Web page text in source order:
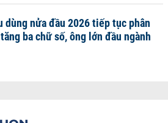
nửa đầu 2026 tiếp tục phân
ba chữ số, ông lớn đầu ngành